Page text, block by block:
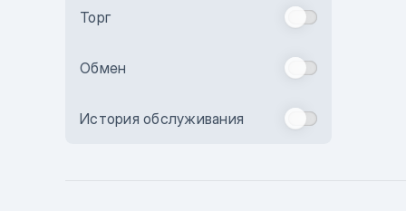
Бежевый
Комбинированный
Торг
Обмен
История обслуживания